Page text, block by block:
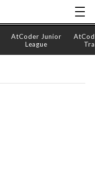
AtCoder Junior
League